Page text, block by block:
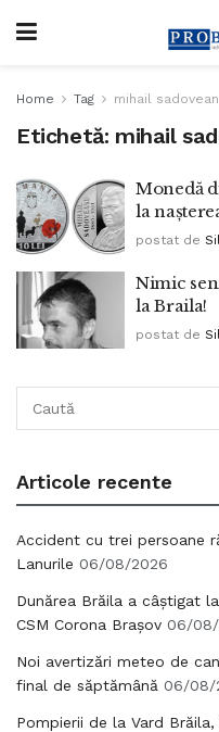
Home Tag mihail
Etichetă: mihail
Monedă
la
postat de
Nimic
la Braila!
postat de
Articole recente
Accident cu trei persoane
Lanurile 06/08/2026
Dunărea Brăila a câștigat
CSM Corona Brașov 06/
Noi avertizări meteo de
final de săptămână 06/08/
Pompierii de la Vard